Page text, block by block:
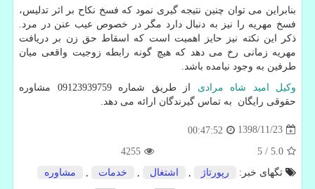
بنابراین می توان چنین نتیجه گیری نمود که فسخ نکاح بر اثر تدلیس،
فسخ مهریه را نیز به دنبال دارد مگر در خصوص عیب عنن در مرد.
ذکر این نکته نیز حایز اهمیت است که اسقاط حق زن بر دریافت
مهریه زمانی رخ می دهد که هیچ گونه رابطه زوجیت واقعی میان
طرفین به وجود نیامده باشد.
وکیل امید شاه مرادی
از طریق شماره 09123939759 مشاوره
حقوقی رایگان به تماس گیرندگان ارائه می دهد.
1398/11/23
00:47:52
5.0
/
5
4255
تگهای خبر:
رپورتاژ اشتغال خدمات مشاوره